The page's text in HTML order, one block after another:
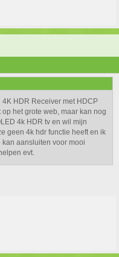
4K HDR Receiver met HDCP
het grote web, maar kan nog
4k HDR tv en wil mijn
geen 4k hdr functie heeft en ik
aansluiten voor mooi
evt.